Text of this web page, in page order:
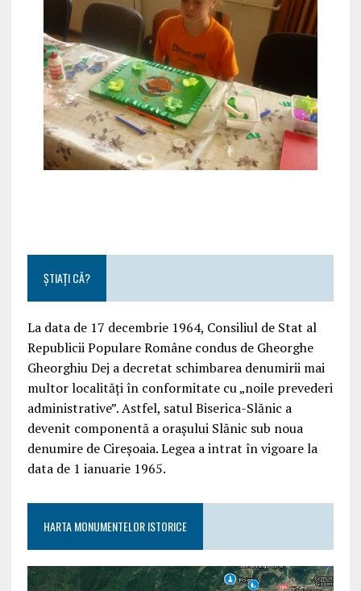
ȘTIAȚI CĂ?
La data de 17 decembrie 1964, Consiliul de Stat al
Republicii Populare Române condus de Gheorghe
Gheorghiu Dej a decretat schimbarea denumirii mai
multor localități în conformitate cu „noile prevederi
administrative”. Astfel, satul Biserica-Slănic a
devenit componentă a orașului Slănic sub noua
denumire de Cireșoaia. Legea a intrat în vigoare la
data de 1 ianuarie 1965.
HARTA MONUMENTELOR ISTORICE